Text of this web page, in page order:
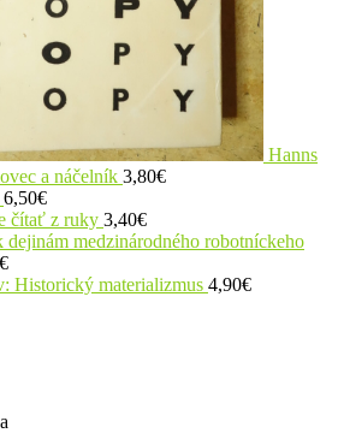
Hanns
a náčelník 3,80€
6,50€
čítať z ruky 3,40€
dejinám medzinárodného robotníckeho
€
Historický materializmus 4,90€